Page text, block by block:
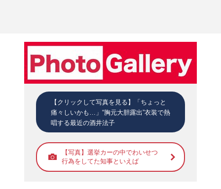
【クリックして写真を見る】「ちょっと
痛々しいかも…」“胸元大胆露出”衣装で熱
唱する最近の酒井法子
【写真】選挙カーの中でわいせつ
行為をしてた知事といえば